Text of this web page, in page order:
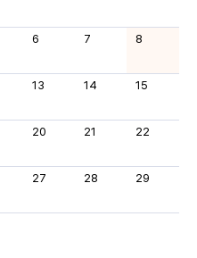
6 7 8
13 14 15
20 21 22
27 28 29